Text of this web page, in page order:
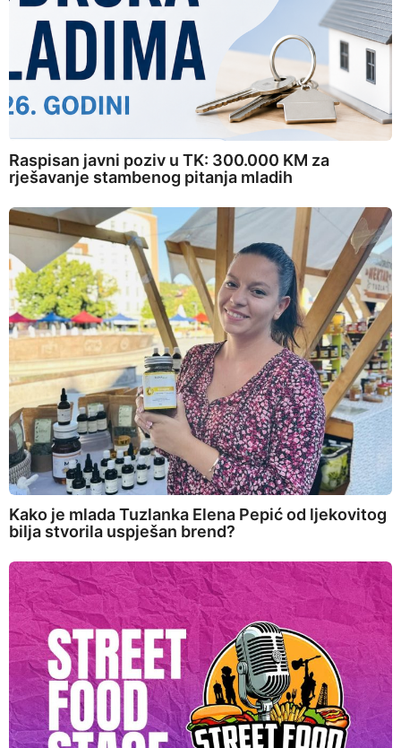
Raspisan javni poziv u TK: 300.000 KM za
rješavanje stambenog pitanja mladih
Kako je mlada Tuzlanka Elena Pepić od ljekovitog
bilja stvorila uspješan brend?